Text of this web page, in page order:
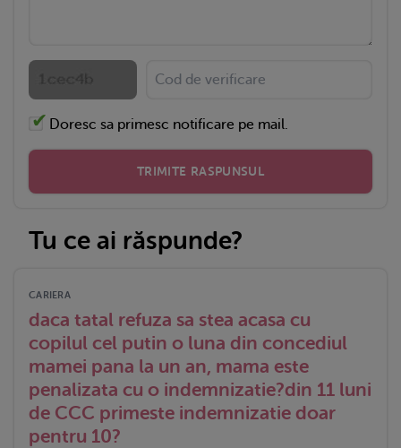
Doresc sa primesc notificare pe mail.
TRIMITE RASPUNSUL
Tu ce ai răspunde?
CARIERA
daca tatal refuza sa stea acasa cu
copilul cel putin o luna din concediul
mamei pana la un an, mama este
penalizata cu o indemnizatie?din 11 luni
de CCC primeste indemnizatie doar
pentru 10?